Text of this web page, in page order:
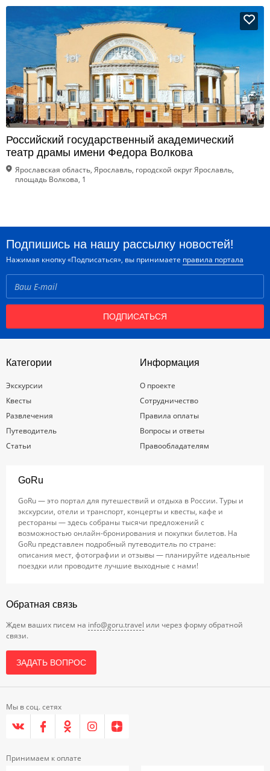
Российский государственный академический
театр драмы имени Федора Волкова
Ярославская область, Ярославль, городской округ Ярославль,
площадь Волкова, 1
Подпишись на нашу рассылку новостей!
Нажимая кнопку «Подписаться», вы принимаете правила портала
ПОДПИСАТЬСЯ
Категории
Экскурсии
Квесты
Развлечения
Путеводитель
Статьи
Информация
О проекте
Сотрудничество
Правила оплаты
Вопросы и ответы
Правообладателям
GoRu
GoRu — это портал для путешествий и отдыха в России. Туры и
экскурсии, отели и транспорт, концерты и квесты, кафе и
рестораны — здесь собраны тысячи предложений с
возможностью онлайн-бронирования и покупки билетов. На
GoRu представлен подробный путеводитель по стране:
описания мест, фотографии и отзывы — планируйте идеальные
поездки или проводите лучшие выходные с нами!
Обратная связь
Ждем ваших писем на info@goru.travel или через форму обратной
связи.
ЗАДАТЬ ВОПРОС
Мы в соц. сетях
Принимаем к оплате